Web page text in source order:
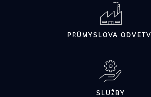
PRŮMYSLOVÁ ODVĚTVÍ
SLUŽBY